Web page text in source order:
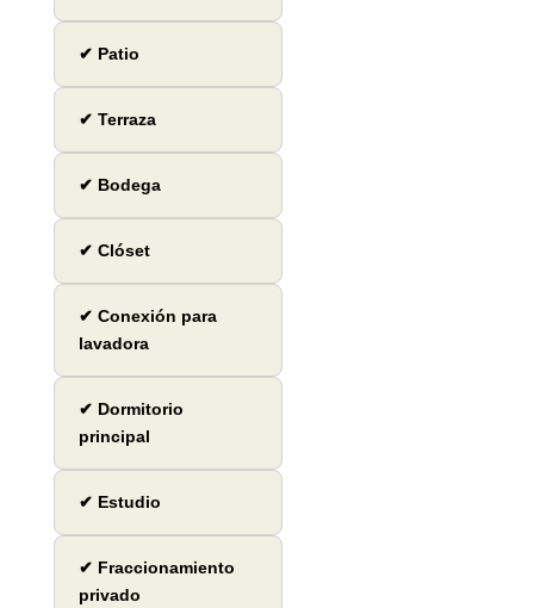
✔ Patio
✔ Terraza
✔ Bodega
✔ Clóset
✔ Conexión para
lavadora
✔ Dormitorio
principal
✔ Estudio
✔ Fraccionamiento
privado